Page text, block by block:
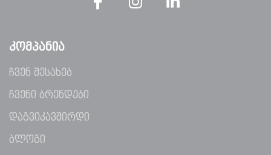
ᲙᲝᲛᲞᲐᲜᲘᲐ
ჩვენ შესახებ
ჩვენი ბრენდები
დაგვიკავშირდი
ბლოგი